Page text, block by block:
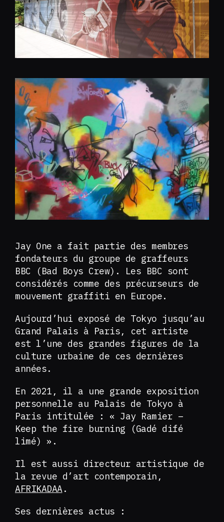
Jay One a fait partie des membres
fondateurs du groupe de graffeurs
BBC (Bad Boys Crew). Les BBC sont
considérés comme des précurseurs de
mouvement graffiti en Europe.
Aujourd’hui exposé de Tokyo jusqu’au
Grand Palais à Paris, cet artiste
est l’une des grandes figures de la
culture urbaine de ces dernières
années.
En 2021, il a une grande exposition
personnelle au Palais de Tokyo à
Paris intitulée : « Jay Ramier –
Keep the fire burning (Gadé difé
limé) ».
Il est aussi directeur artistique de
la revue d’art contemporain,
AFRIKADAA.
Ses dernières actus :